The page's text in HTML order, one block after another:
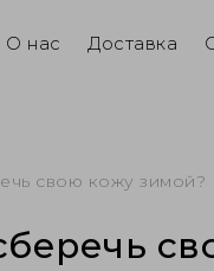
О нас Доставка
свою кожу зимой?